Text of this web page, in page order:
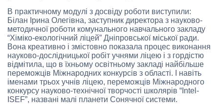
В практичному модулі з досвіду роботи виступили:
Білан Ірина Олегівна, заступник директора з науково-
методичної роботи комунального навчального закладу
“Хіміко-екологічний ліцей” Дніпровської міської ради.
Вона креативно і змістовно показала процес виконання
науково-дослідницької робіт учнями ліцею і з гордістю
відмітила, що в їхньому освітньому закладі найбільше
переможців Міжнародних конкурсів з області. І навіть
іменами трьох учнів ліцею, переможців Міжнародного
конкурсу науково-технічної творчості школярів “Intel-
ISEF”, названі малі планети Сонячної системи.